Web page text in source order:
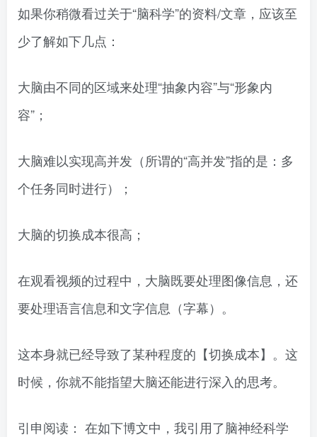
如果你稍微看过关于“脑科学”的资料/文章，应该至
少了解如下几点：
大脑由不同的区域来处理“抽象内容”与“形象内
容”；
大脑难以实现高并发（所谓的“高并发”指的是：多
个任务同时进行）；
大脑的切换成本很高；
在观看视频的过程中，大脑既要处理图像信息，还
要处理语言信息和文字信息（字幕）。
这本身就已经导致了某种程度的【切换成本】。这
时候，你就不能指望大脑还能进行深入的思考。
引申阅读： 在如下博文中，我引用了脑神经科学